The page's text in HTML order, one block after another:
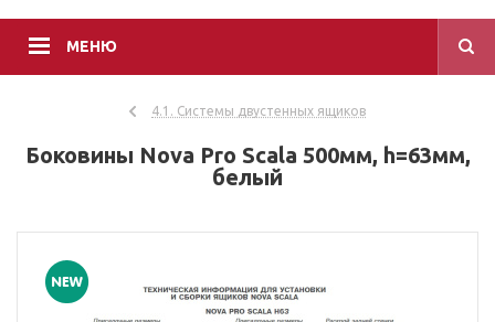
МЕНЮ
4.1. Системы двустенных ящиков
Боковины Nova Pro Scala 500мм, h=63мм,
белый